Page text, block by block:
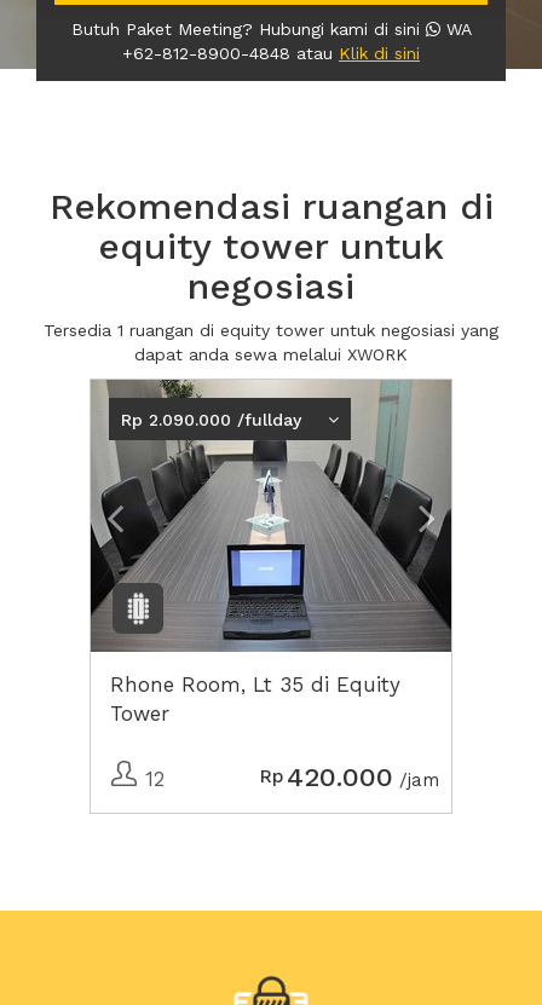
Butuh Paket Meeting? Hubungi kami di sini
WA
+62-812-8900-4848 atau Klik di sini
Rekomendasi ruangan di
equity tower untuk
negosiasi
Tersedia 1 ruangan di equity tower untuk negosiasi yang
dapat anda sewa melalui XWORK
Previous
Rp 2.090.000 /fullday
Rhone Room, Lt 35 di Equity
Tower
12 Rp 420.000 /jam